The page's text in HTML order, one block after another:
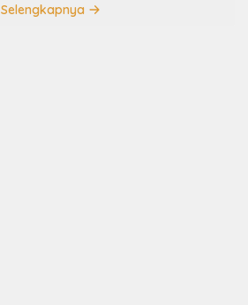
Selengkapnya